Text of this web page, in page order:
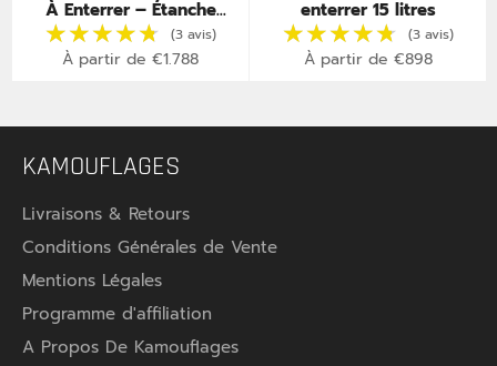
★★★★★
★★★★★ (17 avis) ★★★★★
★★★★★
À Enterrer – Étanche
IP67 – Invisible &
Inviolable
À partir de €1.788
enterrer 15 litres
À partir de €898
KAMOUFLAGES
Livraisons & Retours
Conditions Générales de Vente
Mentions Légales
Programme d'affiliation
A Propos De Kamouflages